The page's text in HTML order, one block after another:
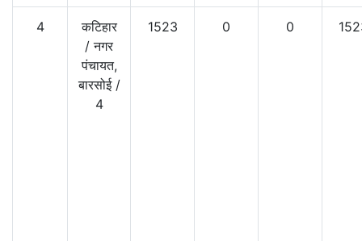
4
कटिहार
/नगर
पंचायत,
बारसोई /
4
1523 0 0